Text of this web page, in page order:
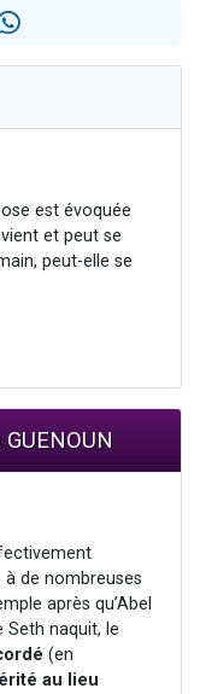
en groupe sur Zoom
Torah-Box Music
est évoquée
et peut se
peut-elle se
à de nombreuses
après qu’Abel
Seth naquit, le
(en
au lieu